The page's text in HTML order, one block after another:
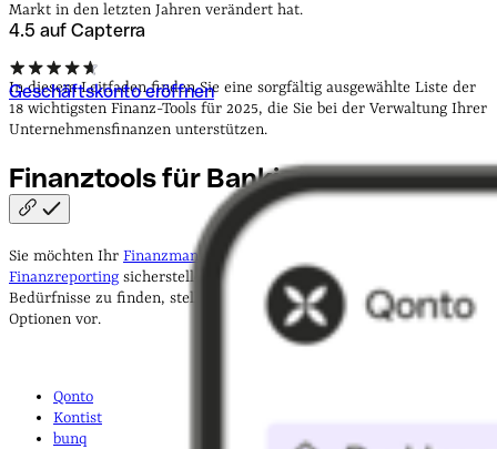
4.5 auf Capterra
Geschäftskonto eröffnen
Markt in den letzten Jahren verändert hat.
In diesem Leitfaden finden Sie eine sorgfältig ausgewählte Liste der
18 wichtigsten Finanz-Tools für 2025, die Sie bei der Verwaltung Ihrer
Unternehmensfinanzen unterstützen.
Finanztools für Banking
Sie möchten Ihr Finanzmanagement
Finanzreporting sicherstellen? Um die passende Lösung für Ihre
Bedürfnisse zu finden, stellen wir Ihnen im Folgenden beliebte
Optionen vor.
Qonto
Kontist
bunq